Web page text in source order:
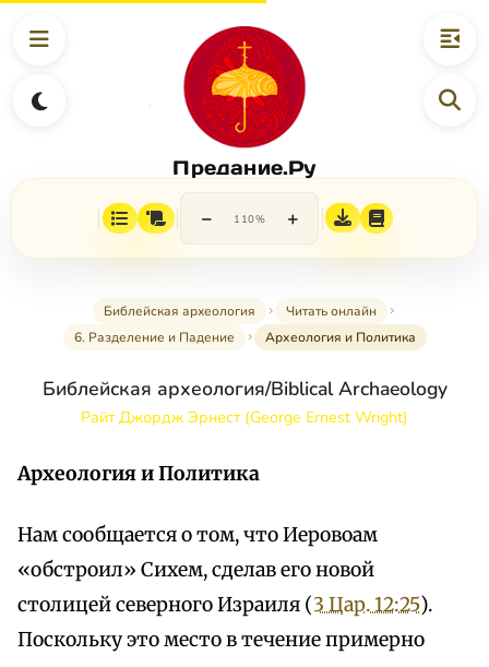
Предание.Ру
− 110% +
Библейская археология
Читать онлайн
6. Разделение и Падение
Археология и Политика
Библейская археология/Biblical Archaeology
Райт Джордж Эрнест (George Ernest Wright)
Археология и Политика
Нам сообщается о том, что Иеровоам
«обстроил» Сихем, сделав его новой
столицей северного Израиля (3 Цар. 12:25).
Поскольку это место в течение примерно